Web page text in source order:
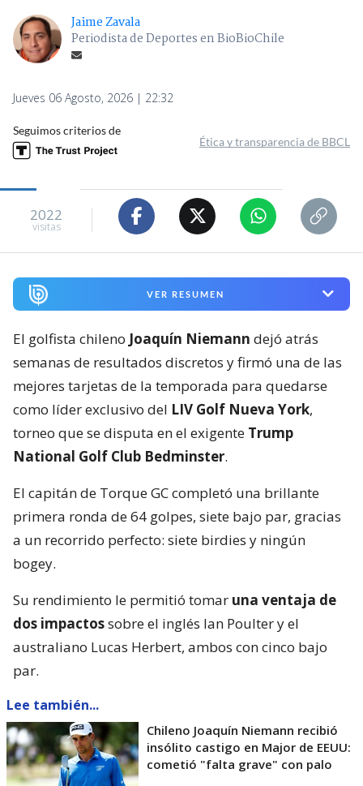
Jaime Zavala
Periodista de Deportes en BioBioChile
Jueves 06 Agosto, 2026 | 22:32
Seguimos criterios de
Ética y transparencia de BBCL
2022
visitas
VER RESUMEN
El golfista chileno Joaquín Niemann dejó atrás
semanas de resultados discretos y firmó una de las
mejores tarjetas de la temporada para quedarse
como líder exclusivo del LIV Golf Nueva York,
torneo que se disputa en el exigente Trump
National Golf Club Bedminster.
El capitán de Torque GC completó una brillante
primera ronda de 64 golpes, siete bajo par, gracias
a un recorrido perfecto: siete birdies y ningún
bogey.
Su rendimiento le permitió tomar una ventaja de
dos impactossobre el inglés Ian Poulter y el
australiano Lucas Herbert, ambos con cinco bajo
par.
Lee también...
Chileno Joaquín Niemann recibió
insólito castigo en Major de EEUU:
cometió "falta grave" con palo